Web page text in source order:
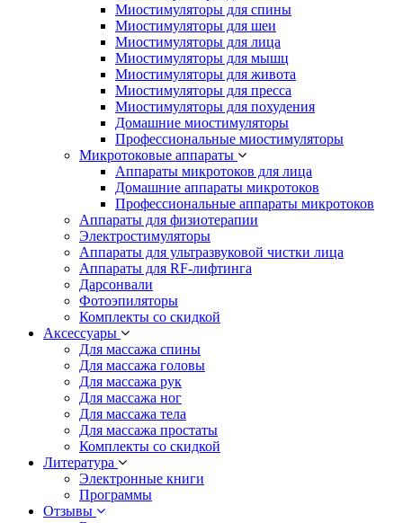
Миостимуляторы для спины
Миостимуляторы для шеи
Миостимуляторы для лица
Миостимуляторы для мышц
Миостимуляторы для живота
Миостимуляторы для пресса
Миостимуляторы для похудения
Домашние миостимуляторы
Профессиональные миостимуляторы
Микротоковые аппараты
Аппараты микротоков для лица
Домашние аппараты микротоков
Профессиональные аппараты микротоков
Аппараты для физиотерапии
Электростимуляторы
Аппараты для ультразвуковой чистки лица
Аппараты для RF-лифтинга
Дарсонвали
Фотоэпиляторы
Комплекты со скидкой
Аксессуары
Для массажа спины
Для массажа головы
Для массажа рук
Для массажа ног
Для массажа тела
Для массажа простаты
Комплекты со скидкой
Литература
Электронные книги
Программы
Отзывы